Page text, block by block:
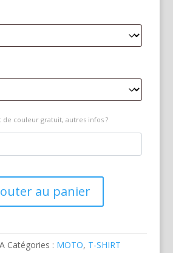
de couleur gratuit, autres infos ?
au panier
Catégories : MOTO, T-SHIRT